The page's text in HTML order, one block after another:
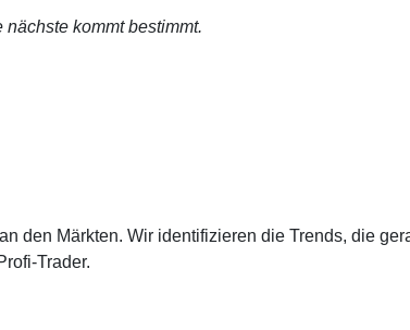
kommt bestimmt.
den Märkten. Wir identifizieren die Trends, die
Trader.